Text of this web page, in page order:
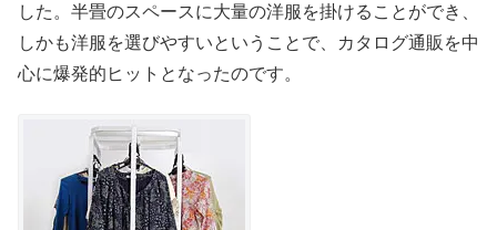
した。半畳のスペースに大量の洋服を掛けることができ、
しかも洋服を選びやすいということで、カタログ通販を中
心に爆発的ヒットとなったのです。